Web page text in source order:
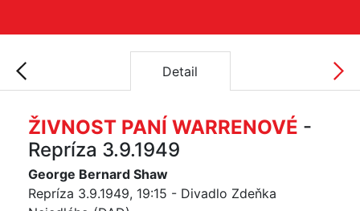
Detail
ŽIVNOST PANÍ WARRENOVÉ -
Repríza 3.9.1949
George Bernard Shaw
Repríza 3.9.1949, 19:15 - Divadlo Zdeňka